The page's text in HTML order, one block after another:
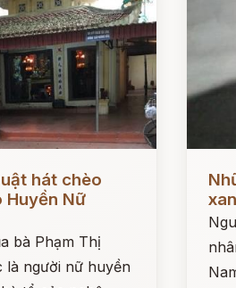
hát chèo
Huyền Nữ
bà Phạm Thị
là người nữ huyền